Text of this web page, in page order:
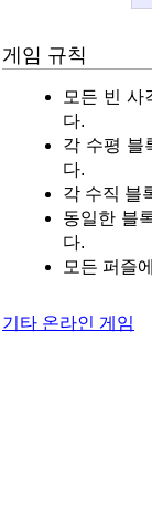
게임 규칙
모든 빈 사
다.
각 수평 블
다.
각 수직 블
동일한 블
다.
모든 퍼즐
기타 온라인 게임